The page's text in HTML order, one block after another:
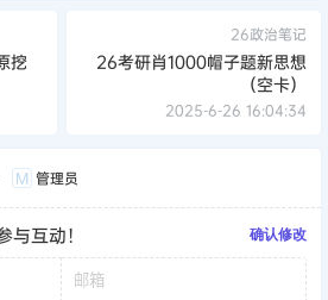
挖
26政治笔记
26考研肖1000帽子题新思想
（空卡）
2025-6-26 16:04:34
M 管理员
互动！ 确认修改